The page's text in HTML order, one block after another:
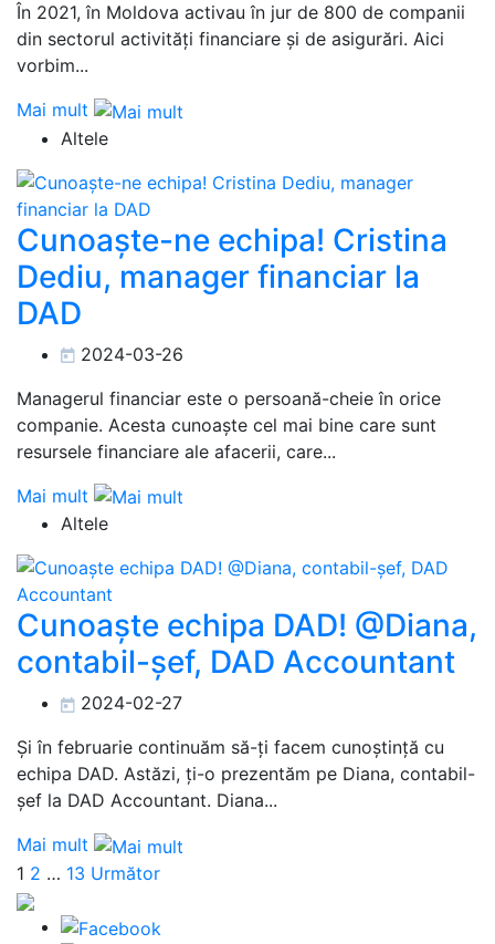
În 2021, în Moldova activau în jur de 800 de companii
din sectorul activități financiare și de asigurări. Aici
vorbim...
Mai mult
Altele
Cunoaște-ne echipa! Cristina
Dediu, manager financiar la
DAD
2024-03-26
Managerul financiar este o persoană-cheie în orice
companie. Acesta cunoaște cel mai bine care sunt
resursele financiare ale afacerii, care...
Mai mult
Altele
Cunoaște echipa DAD! @Diana,
contabil-șef, DAD Accountant
2024-02-27
Și în februarie continuăm să-ți facem cunoștință cu
echipa DAD. Astăzi, ți-o prezentăm pe Diana, contabil-
șef la DAD Accountant. Diana...
Mai mult
Paginație
articole
1 2 … 13 Următor